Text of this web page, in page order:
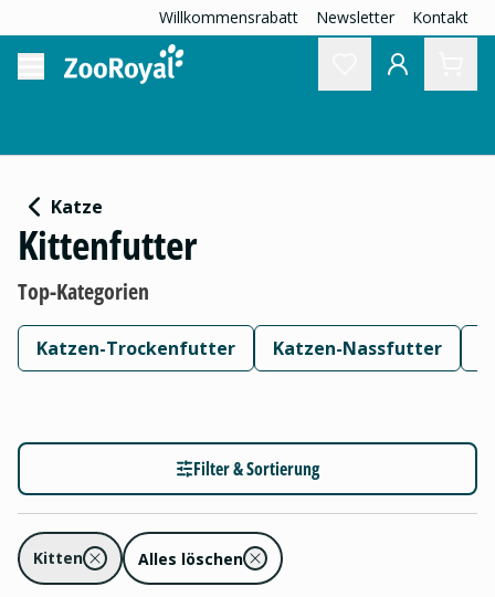
Willkommensrabatt Newsletter Kontakt
Katze
Kittenfutter
Top-Kategorien
Katzen-Trockenfutter Katzen-Nassfutter
Filter & Sortierung
Kitten Alles löschen